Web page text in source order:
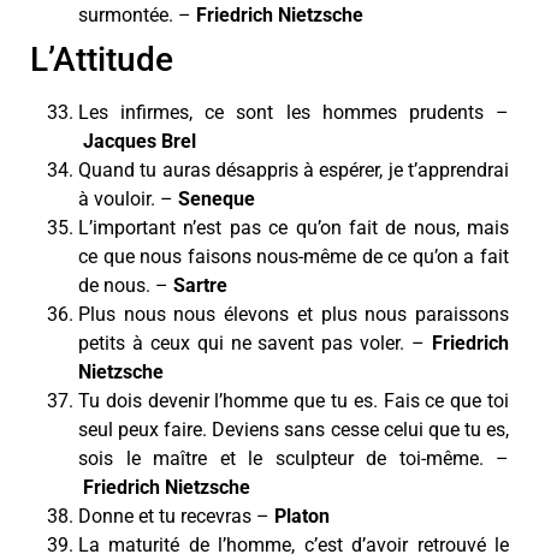
surmontée. – Friedrich Nietzsche
L’Attitude
Les infirmes, ce sont les hommes prudents –
Jacques Brel
Quand tu auras désappris à espérer, je t’apprendrai
à vouloir. – Seneque
L’important n’est pas ce qu’on fait de nous, mais
ce que nous faisons nous-même de ce qu’on a fait
de nous. – Sartre
Plus nous nous élevons et plus nous paraissons
petits à ceux qui ne savent pas voler. – Friedrich
Nietzsche
Tu dois devenir l’homme que tu es. Fais ce que toi
seul peux faire. Deviens sans cesse celui que tu es,
sois le maître et le sculpteur de toi-même. –
Friedrich Nietzsche
Donne et tu recevras – Platon
La maturité de l’homme, c’est d’avoir retrouvé le